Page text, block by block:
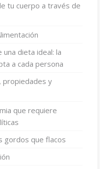
tu cuerpo a través de
una dieta ideal: la
a cada persona
propiedades y
que requiere
gordos que flacos